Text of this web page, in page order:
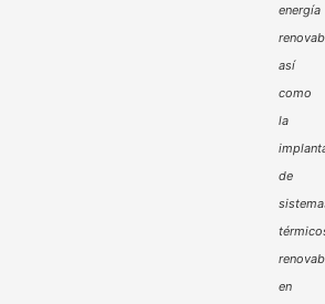
energía
así
como
la
de
en